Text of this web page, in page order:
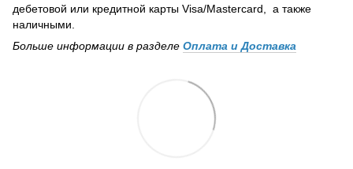
дебетовой или кредитной карты Visa/Mastercard, а также
наличными.
Больше информации в разделе Оплата и Доставка